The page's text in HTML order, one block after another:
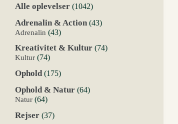
Alle oplevelser 10421042
Adrenalin & Action 4343
Adrenalin 4343
Kreativitet & Kultur 7474
Kultur 7474
Ophold 175175
Ophold & Natur 6464
Natur 6464
Rejser 3737